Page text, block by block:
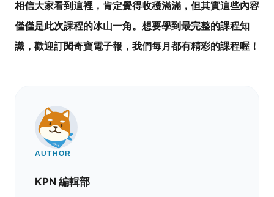
相信大家看到這裡，肯定覺得收穫滿滿，但其實這些內容
僅僅是此次課程的冰山一角。想要學到最完整的課程知
識，歡迎訂閱奇寶電子報 ，我們每月都有精彩的課程喔！
AUTHOR
KPN 編輯部